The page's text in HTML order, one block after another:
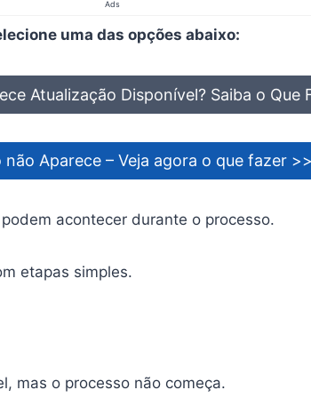
Ads
uma das opções abaixo:
Atualização Disponível? Saiba o Que
não Aparece – Veja agora o que fazer
acontecer durante o processo.
etapas simples.
mas o processo não começa.